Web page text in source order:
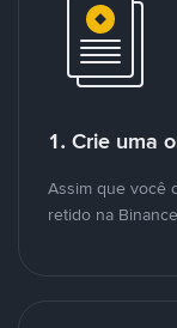
1. Crie uma
Assim que você
retido na